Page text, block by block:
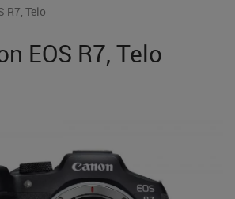
R7, Telo
EOS R7, Telo